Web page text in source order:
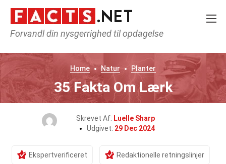
Forvandl din nysgerrighed til opdagelse
Home Natur Planter
35 Fakta Om Lærk
Skrevet Af: Luelle Sharp
Udgivet: 29 Dec 2024
Ekspertverificeret Redaktionelle retningslinjer